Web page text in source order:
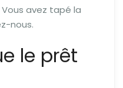
avez tapé la
nous.
le prêt